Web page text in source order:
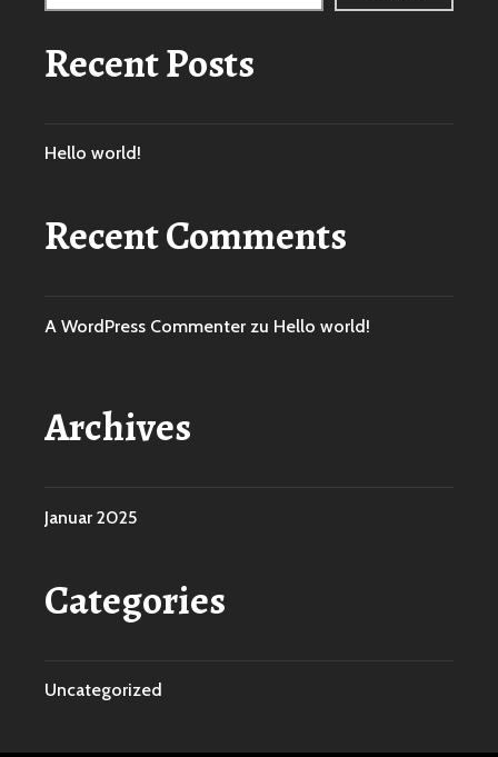
Recent Posts
Hello world!
Recent Comments
A WordPress Commenter zu Hello world!
Archives
Januar 2025
Categories
Uncategorized